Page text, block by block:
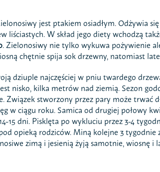
jest ptakiem osiadłym. Odżywia
liściastych. W skład jego diety wchodzą
. Zielonosiwy nie tylko wykuwa pożywienie
chętnie spija sok drzewny, natomiast
dziuple najczęściej w pniu twardego
nisko, kilka metrów nad ziemią. Sezon
stworzony przez pary może trwać
w ciągu roku. Samica od drugiej połowy
15 dni. Pisklęta po wykluciu przez 3-4
opieką rodziców. Miną kolejne 3
zimą i jesienią żyją samotnie, wiosnę i